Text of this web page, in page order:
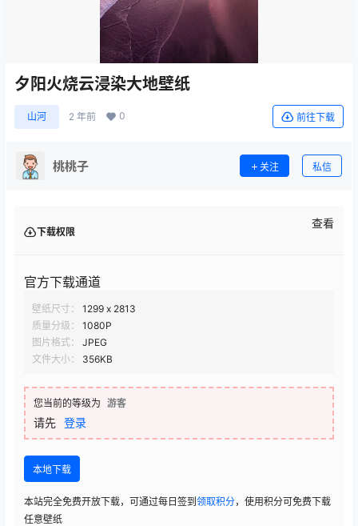
夕阳火烧云浸染大地壁纸
山河 2 年前 0 前往下载
桃桃子 关注 私信
下载权限
查看
官方下载通道
壁纸尺寸：
1299 x 2813
质量分级：
1080P
图片格式：
JPEG
文件大小：
356KB
您当前的等级为 游客
请先 登录
本地下载
本站完全免费开放下载，可通过每日签到 领取积分，使用积分可免费下载
任意壁纸